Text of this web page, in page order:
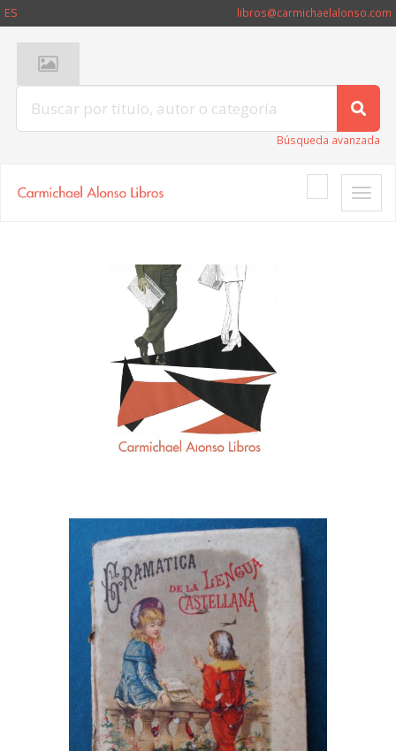
ES libros@carmichaelalonso.com
Búsqueda avanzada
Toggle